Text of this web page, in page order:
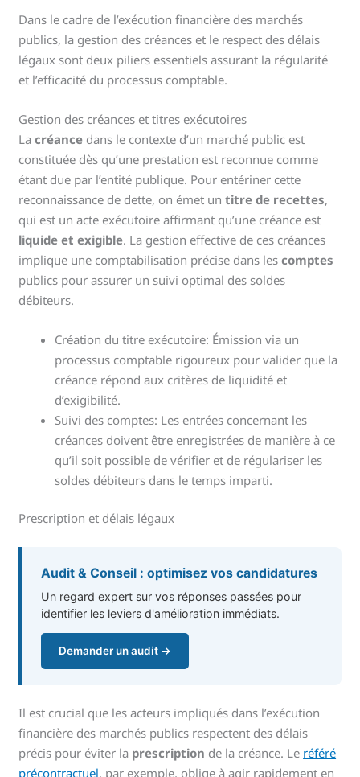
Dans le cadre de l’exécution financière des marchés
publics, la gestion des créances et le respect des délais
légaux sont deux piliers essentiels assurant la régularité
et l’efficacité du processus comptable.
Gestion des créances et titres exécutoires
Lacréance dans le contexte d’un marché public est
constituée dès qu’une prestation est reconnue comme
étant due par l’entité publique. Pour entériner cette
reconnaissance de dette, on émet untitre de recettes,
qui est un acte exécutoire affirmant qu’une créance est
liquide et exigible. La gestion effective de ces créances
implique une comptabilisation précise dans lescomptes
publics pour assurer un suivi optimal des soldes
débiteurs.
Création du titre exécutoire: Émission via un
processus comptable rigoureux pour valider que la
créance répond aux critères de liquidité et
d’exigibilité.
Suivi des comptes: Les entrées concernant les
créances doivent être enregistrées de manière à ce
qu’il soit possible de vérifier et de régulariser les
soldes débiteurs dans le temps imparti.
Prescription et délais légaux
Audit & Conseil : optimisez vos candidatures
Un regard expert sur vos réponses passées pour
identifier les leviers d'amélioration immédiats.
Demander un audit →
Il est crucial que les acteurs impliqués dans l’exécution
financière des marchés publics respectent des délais
précis pour éviter la prescription de la créance. Le référé
précontractuel, par exemple, oblige à agir rapidement en